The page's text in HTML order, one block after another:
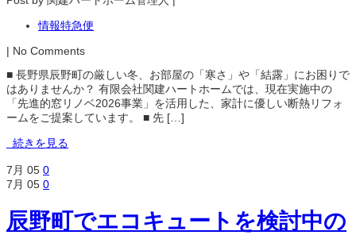
情報特急便
| No Comments
■ 長野県辰野町の厳しい冬、お部屋の「寒さ」や「結露」にお困りで
はありませんか？ 有限会社関建ハートホームでは、現在実施中の
「先進的窓リノベ2026事業」を活用した、家計に優しい断熱リフォ
ームをご提案しています。 ■ 先 […]
続きを見る
7月 05 0
7月 05 0
辰野町でエコキュートを検討中の